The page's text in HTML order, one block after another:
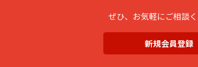
ぜひ、お気軽にご相談く
新規会員登録